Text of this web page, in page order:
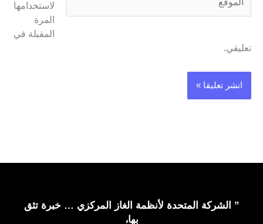
لاستخدامها
المرة
المقبلة في
تعليقي.
” الشركة المتحدة لأنظمة الغاز المركزي … خبرة تثق
بها،